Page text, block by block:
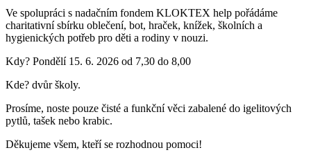
Ve spolupráci s nadačním fondem KLOKTEX help pořádáme
charitativní sbírku oblečení, bot, hraček, knížek, školních a
hygienických potřeb pro děti a rodiny v nouzi.
Kdy? Pondělí 15. 6. 2026 od 7,30 do 8,00
Kde? dvůr školy.
Prosíme, noste pouze čisté a funkční věci zabalené do igelitových
pytlů, tašek nebo krabic.
Děkujeme všem, kteří se rozhodnou pomoci!